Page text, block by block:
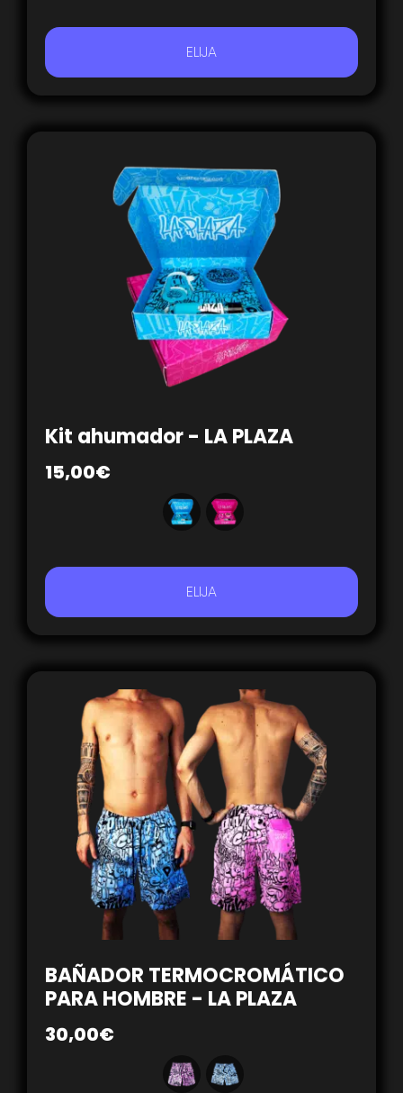
ELIJA
Kit ahumador - LA PLAZA
15,00€
ELIJA
BAÑADOR TERMOCROMÁTICO
PARA HOMBRE - LA PLAZA
30,00€